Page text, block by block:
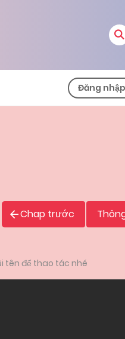
Đăng nhập
Chap trước
tên để thao tác nhé